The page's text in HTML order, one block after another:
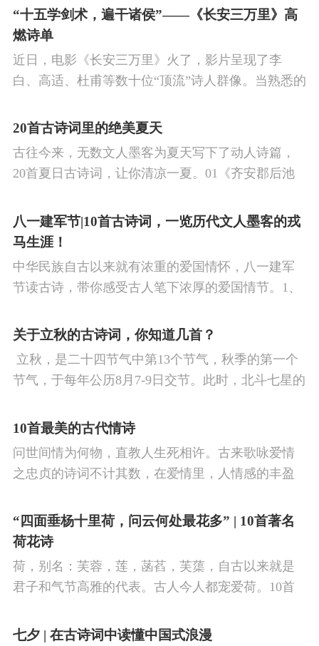
的作品中,多能体现一种慷慨激昂的向上精神,和克敌
制胜的强烈自信。 同时,频繁的边塞战争,也使人民不
平愿望。
“十五学剑术，遍干诸侯”——《长安三万里》高
燃诗单
近日，电影《长安三万里》火了，影片呈现了李
白、高适、杜甫等数十位“顶流”诗人群像。当熟悉的
涉及48首诗词，你会背几首？快来（预）习。
20首古诗词里的绝美夏天
古往今来，无数文人墨客为夏天写下了动人诗篇，
20首夏日古诗词，让你清凉一夏。01《齐安郡后池
尽日无人看微雨，鸳鸯相对浴红衣。
八一建军节|10首古诗词，一览历代文人墨客的戎
马生涯！
中华民族自古以来就有浓重的爱国情怀，八一建军
节读古诗，带你感受古人笔下浓厚的爱国情节。1、
看剑，梦回吹角连营。八百里分麾下炙，五十弦翻
关于立秋的古诗词，你知道几首？
​ 立秋，是二十四节气中第13个节气，秋季的第一个
节气，于每年公历8月7-9日交节。此时，北斗七星的
了四时“气”的变化，立秋是阳气渐收、阴气渐长，由
10首最美的古代情诗
问世间情为何物，直教人生死相许。古来歌咏爱情
之忠贞的诗词不计其数，在爱情里，人情感的丰盈
笔下生辉。10首绝美的爱情古诗词，与你一起感受
情之幽微，爱之可贵。
“四面垂杨十里荷，问云何处最花多” | 10首著名
荷花诗
荷，别名：芙蓉，莲，菡萏，芙蕖，自古以来就是
君子和气节高雅的代表。古人今人都宠爱荷。10首
杨万里泉眼无声惜细流，树阴照水爱晴柔。
七夕 | 在古诗词中读懂中国式浪漫